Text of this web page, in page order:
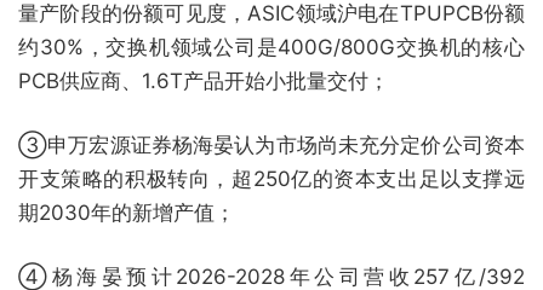
量产阶段的份额可见度，ASIC领域沪电在TPUPCB份额
约30%，交换机领域公司是400G/800G交换机的核心
PCB供应商、1.6T产品开始小批量交付；
③申万宏源证券杨海晏认为市场尚未充分定价公司资本
开支策略的积极转向，超250亿的资本支出足以支撑远
期2030年的新增产值；
④杨海晏预计2026-2028年公司营收257亿/392